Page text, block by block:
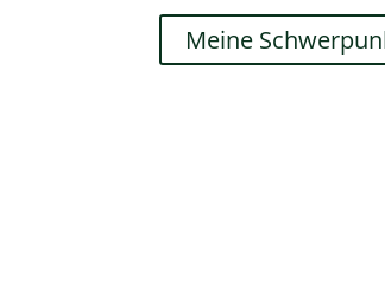
Meine